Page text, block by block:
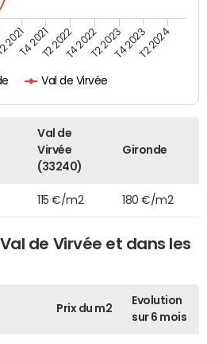
Val de Virvée
2021T4 2021T2 2022T4 2022T2 2023T4 2023T2 2024
Val de
Virvée
(33240)
Gironde
115 €/m2 180 €/m2
de Virvée et dans les
Prix du m2
Evolution
sur 6 mois